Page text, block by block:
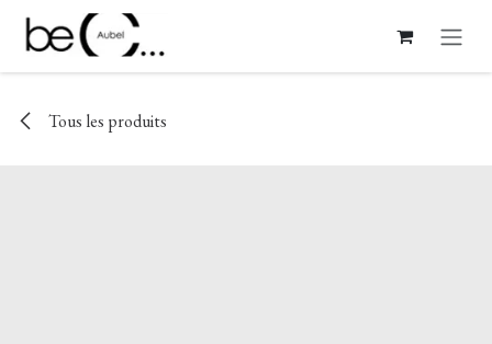
Se rendre au contenu
Tous les produits